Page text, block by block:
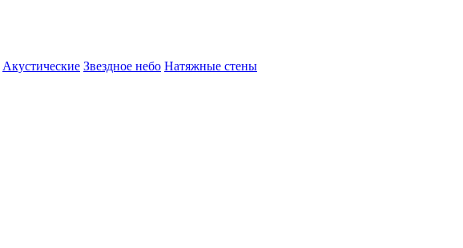
Акустические Звездное небо Натяжные стены